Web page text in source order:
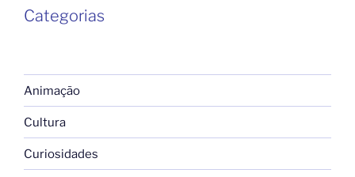
Categorias
Animação
Cultura
Curiosidades